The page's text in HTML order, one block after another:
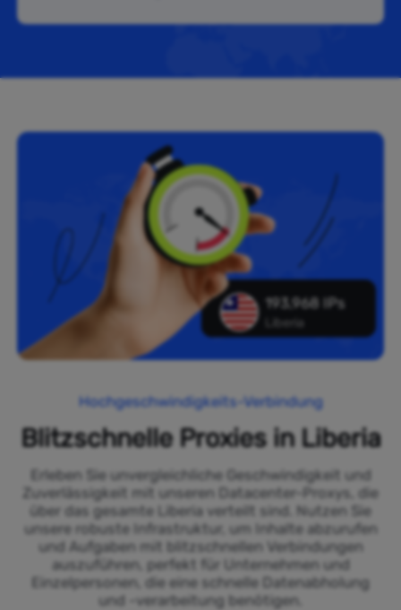
193,968 IPs
Liberia
Hochgeschwindigkeits-Verbindung
Blitzschnelle Proxies in Liberia
Erleben Sie unvergleichliche Geschwindigkeit und
Zuverlässigkeit mit unseren Datacenter-Proxys, die
über das gesamte Liberia verteilt sind. Nutzen Sie
unsere robuste Infrastruktur, um Inhalte abzurufen
und Aufgaben mit blitzschnellen Verbindungen
auszuführen, perfekt für Unternehmen und
Einzelpersonen, die eine schnelle Datenabholung
und -verarbeitung benötigen.